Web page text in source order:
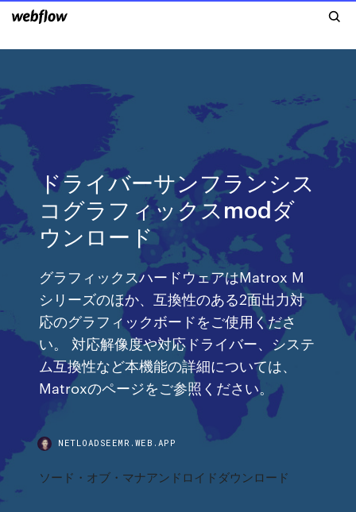
ドライバーサンフランシス
コグラフィックスmodダ
ウンロード
グラフィックスハードウェアはMatrox M
シリーズのほか、互換性のある2面出力対
応のグラフィックボードをご使用くださ
い。 対応解像度や対応ドライバー、システ
ム互換性など本機能の詳細については、
Matroxのページをご参照ください。
NETLOADSEEMR.WEB.APP
ソード・オブ・マナアンドロイドダウンロード